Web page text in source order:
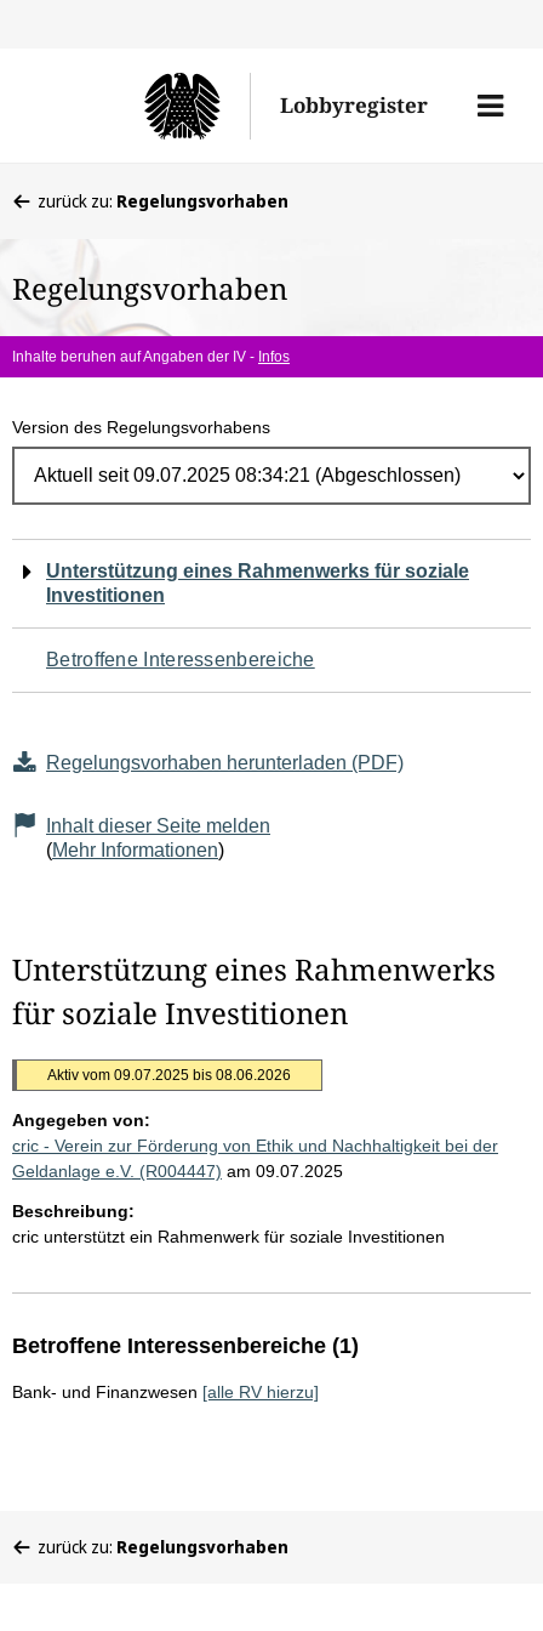
Lobbyregister
Menü
befinden
hier:
zurück zu: Regelungsvorhaben
Regelungsvorhaben
Inhalte beruhen auf Angaben der IV - Infos
Version des Regelungsvorhabens
Navigation
für
den
Unterstützung eines Rahmenwerks für soziale
Investitionen
Betroffene Interessenbereiche
Regelungsvorhaben herunterladen (PDF)
Inhalt dieser Seite melden
(Mehr Informationen)
Unterstützung eines Rahmenwerks
für soziale Investitionen
Aktiv vom 09.07.2025 bis 08.06.2026
Angegeben von:
cric - Verein zur Förderung von Ethik und Nachhaltigkeit bei der
Geldanlage e.V. (R004447) am 09.07.2025
Beschreibung:
cric unterstützt ein Rahmenwerk für soziale Investitionen
Betroffene Interessenbereiche (1)
Bank- und Finanzwesen [alle RV hierzu]
befinden
zurück zu: Regelungsvorhaben